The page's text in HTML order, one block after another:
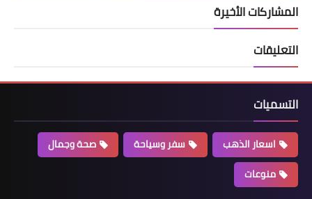
المشاركات الأخيرة
التعليقات
التسميات
اسعار الذهب سفر وسياحة
صحة وجمال
منوعات